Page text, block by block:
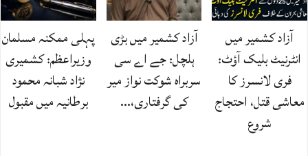
آزاد کشمیر میں
انٹرنیٹ بلیک آؤٹ:
فری لانسرز کا
معاشی قتل، احتجاج
شروع
آزاد کشمیر میں بڑی
ہلچل: جے اے سی
سربراہ شوکت نواز میر
کی گرفتاری،…
پہلی ممکنہ مسلمان
وزیراعظم: کشمیری
نژاد شبانہ محمود
برطانیہ میں مقبول